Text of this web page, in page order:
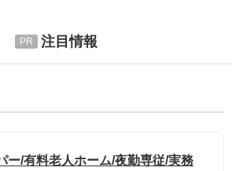
注目情報
ー/有料老人ホーム/夜勤専従/実務